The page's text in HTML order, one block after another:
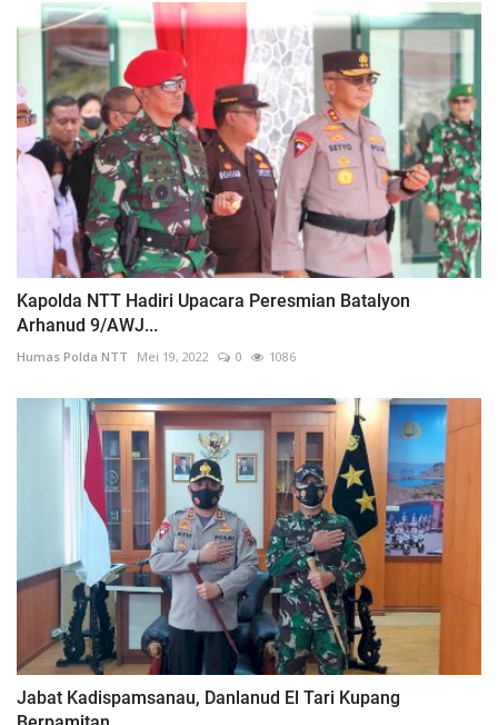
Kapolda NTT Hadiri Upacara Peresmian Batalyon
Arhanud 9/AWJ...
Humas Polda NTT Mei 19, 2022 0 1086
Jabat Kadispamsanau, Danlanud El Tari Kupang